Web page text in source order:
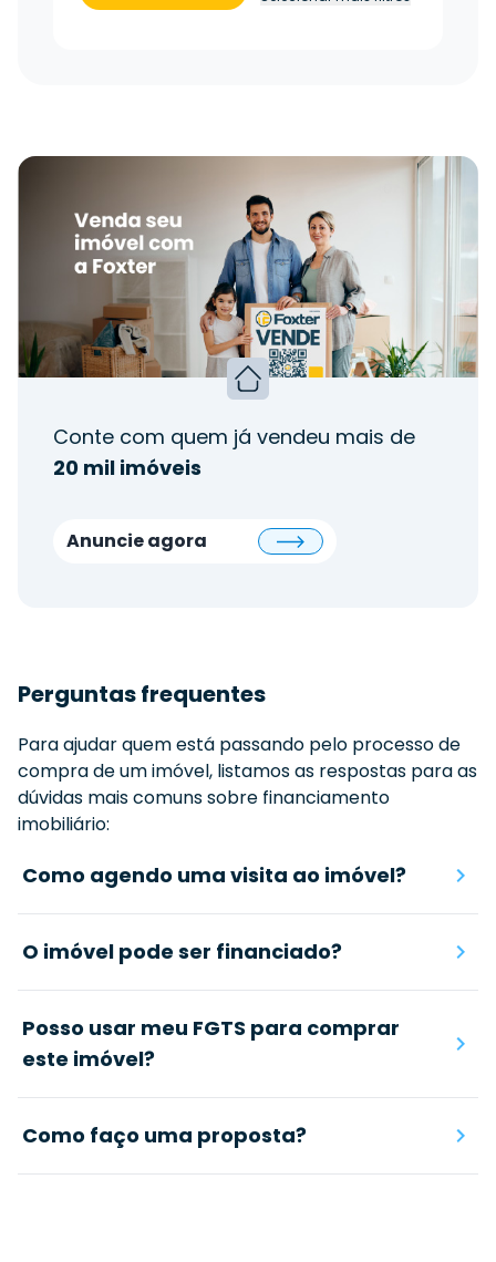
Conte com quem já vendeu mais de
20 mil imóveis
Anuncie agora
Perguntas frequentes
Para ajudar quem está passando pelo processo de
compra de um imóvel, listamos as respostas para as
dúvidas mais comuns sobre financiamento
imobiliário:
Como agendo uma visita ao imóvel?
O imóvel pode ser financiado?
Posso usar meu FGTS para comprar
este imóvel?
Como faço uma proposta?